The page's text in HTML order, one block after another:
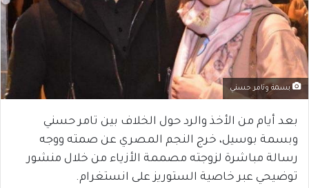
بسمة وتامر حسني
بعد أيام من الأخذ والرد حول الخلاف بين تامر حسني
وبسمة بوسيل، خرج النجم المصري عن صمته ووجه
رسالة مباشرة لزوجته مصممة الأزياء من خلال منشور
توضيحي عبر خاصية الستوريز على انستغرام.